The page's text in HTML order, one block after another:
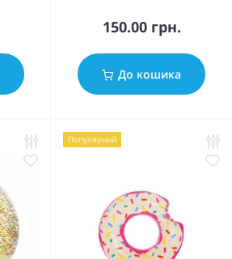
150.00 грн.
До кошика
Популярний